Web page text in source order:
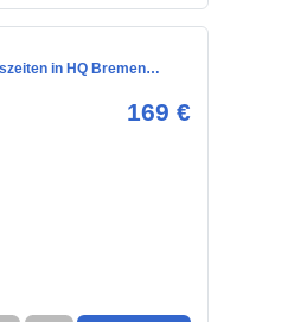
in HQ Bremen…
169 €